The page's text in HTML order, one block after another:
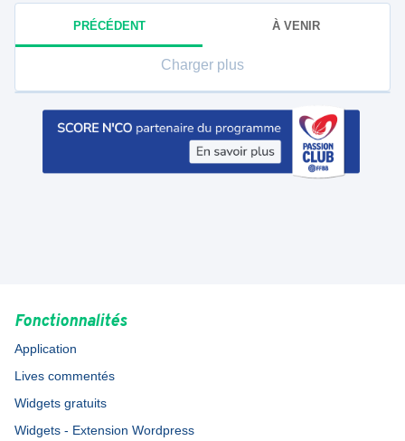
PRÉCÉDENT À VENIR
Charger plus
Fonctionnalités
Application
Lives commentés
Widgets gratuits
Widgets - Extension Wordpress